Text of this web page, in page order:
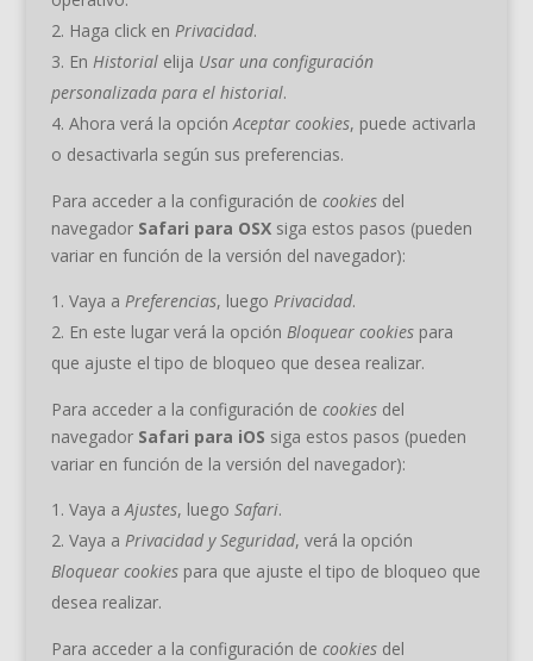
Haga click en Privacidad.
En Historialelija Usar una configuración
personalizada para el historial.
Ahora verá la opciónAceptar cookies, puede activarla
o desactivarla según sus preferencias.
Para acceder a la configuración de cookiesdel
navegador Safari para OSXsiga estos pasos (pueden
variar en función de la versión del navegador):
Vaya a Preferencias, luego Privacidad.
En este lugar verá la opción Bloquear cookiespara
que ajuste el tipo de bloqueo que desea realizar.
Para acceder a la configuración de cookiesdel
navegador Safari para iOS siga estos pasos (pueden
variar en función de la versión del navegador):
Vaya aAjustes, luego Safari.
Vaya a Privacidad y Seguridad, verá la opción
Bloquear cookiespara que ajuste el tipo de bloqueo que
desea realizar.
Para acceder a la configuración de cookiesdel